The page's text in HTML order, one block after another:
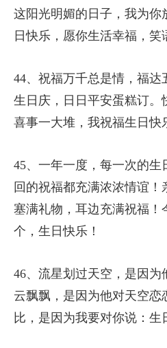
这阳光明媚的日子，我为你
日快乐，愿你生活幸福，笑
44、祝福万千总是情，福达
生日庆，日日平安蛋糕订。
喜事一大堆，我祝福生日快
45、一年一度，每一次的生
回的祝福都充满浓浓情谊！
塞满礼物，耳边充满祝福！
个，生日快乐！
46、流星划过天空，是因为
云飘飘，是因为他对天空恋
比，是因为我要对你说：生